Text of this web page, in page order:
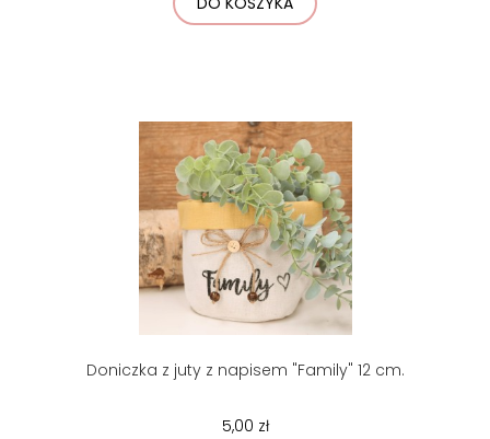
Doniczka z juty z napisem "Family" 12 cm.
5,00 zł